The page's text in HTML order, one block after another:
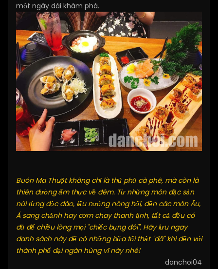
một ngày dài khám phá.
Buôn Ma Thuột không chỉ là thủ phủ cà phê, mà còn là
thiên đường ẩm thực về đêm. Từ những món đặc sản
núi rừng độc đáo, lẩu nướng nóng hổi, đến các món Âu,
Á sang chảnh hay cơm chay thanh tịnh, tất cả đều có
đủ để chiều lòng mọi "chiếc bụng đói". Hãy lưu ngay
danh sách này để có những bữa tối thật "đã" khi đến với
thành phố đại ngàn hùng vĩ này nhé!
danchoi04